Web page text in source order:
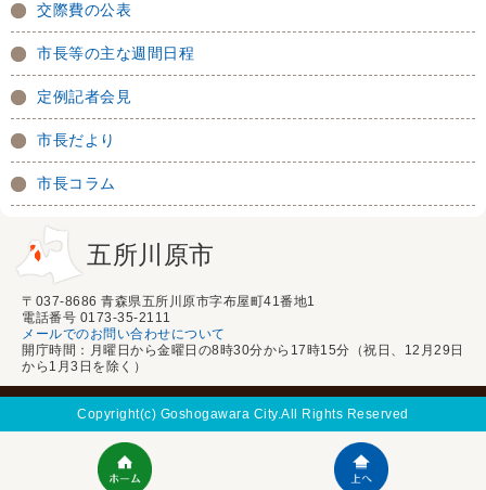
交際費の公表
市長等の主な週間日程
定例記者会見
市長だより
市長コラム
五所川原市
〒037-8686 青森県五所川原市字布屋町41番地1
電話番号 0173-35-2111
メールでのお問い合わせについて
開庁時間：月曜日から金曜日の8時30分から17時15分（祝日、12月29日
から1月3日を除く）
Copyright(c) Goshogawara City.All Rights Reserved